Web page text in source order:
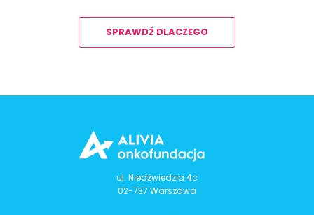
SPRAWDŹ DLACZEGO
ul. Niedźwiedzia 4c
02-737 Warszawa